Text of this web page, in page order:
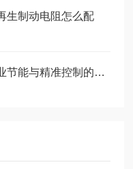
生制动电阻怎么配
VFNC3C-4055P变频调速器工业节能与精准控制的革新产品